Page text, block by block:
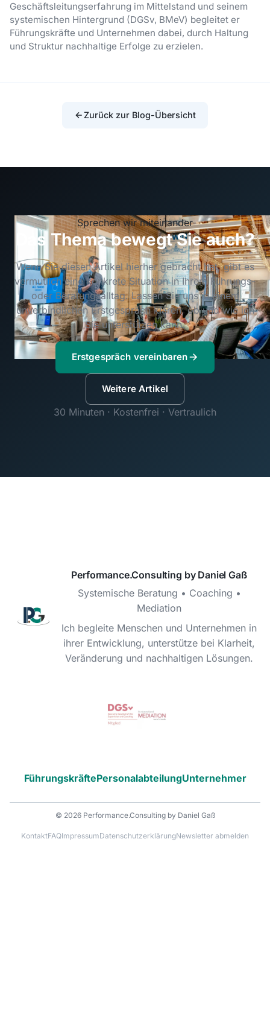
Geschäftsleitungserfahrung im Mittelstand und seinem
systemischen Hintergrund (DGSv, BMeV) begleitet er
Führungskräfte und Unternehmen dabei, durch Haltung
und Struktur nachhaltige Erfolge zu erzielen.
Zurück zur Blog-Übersicht
Sprechen wir miteinander
Das Thema bewegt Sie auch?
Wenn Sie diesen Artikel hierher gebracht hat, gibt es
vermutlich eine konkrete Situation in Ihrem Führungs-
oder Beratungsalltag. Lassen Sie uns in einem
unverbindlichen Erstgespräch klären, ob und wie ich
Sie unterstützen kann.
Erstgespräch vereinbaren
Weitere Artikel
30 Minuten · Kostenfrei · Vertraulich
Performance.Consulting by Daniel Gaß
Systemische Beratung • Coaching •
Mediation
Ich begleite Menschen und Unternehmen in
ihrer Entwicklung, unterstütze bei Klarheit,
Veränderung und nachhaltigen Lösungen.
FührungskräftePersonalabteilungUnternehmer
© 2026 Performance.Consulting by Daniel Gaß
KontaktFAQImpressumDatenschutzerklärungNewsletter abmelden